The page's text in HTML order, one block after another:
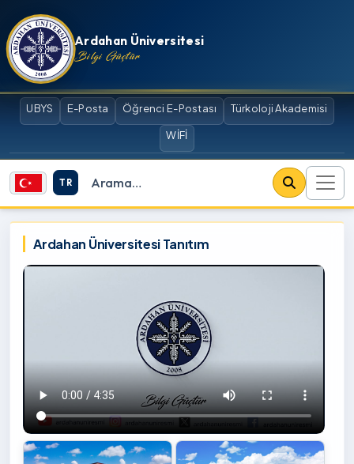
İçeriğe atla
Ardahan Üniversitesi
Bilgi Güçtür
UBYS E-Posta Öğrenci E-Postası Türkoloji Akademisi
WİFİ
TR
Site içi arama
Ardahan Üniversitesi
Ardahan Üniversitesi Tanıtım